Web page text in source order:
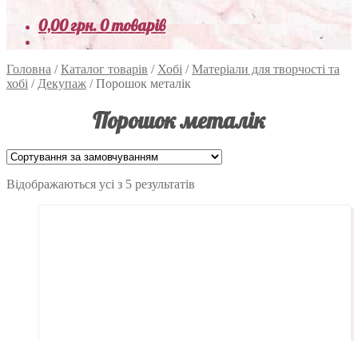
0,00грн.0 товарів
Головна /Каталог товарів / Хобі /Матеріали для творчості та
хобі / Декупаж /Порошок металік
Порошок металік
Відображаються усі з 5 результатів